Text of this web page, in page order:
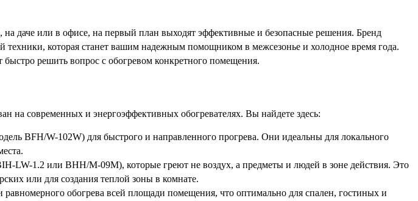
на даче или в офисе, на первый план выходят эффективные и безопасные решения. Бренд
техники, которая станет вашим надежным помощником в межсезонье и холодное время года.
решить вопрос с обогревом конкретного помещения.
на современных и энергоэффективных обогревателях. Вы найдете здесь:
BFH/W-102W) для быстрого и направленного прогрева. Они идеальны для локального
LW-1.2 или BHH/M-09M), которые греют не воздух, а предметы и людей в зоне действия. Это
или для создания теплой зоны в комнате.
равномерного обогрева всей площади помещения, что оптимально для спален, гостиных и